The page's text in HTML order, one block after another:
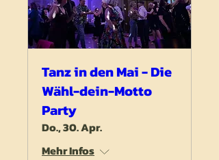
Tanz in den Mai - Die
Wähl-dein-Motto
Party
Do., 30. Apr.
Mehr Infos